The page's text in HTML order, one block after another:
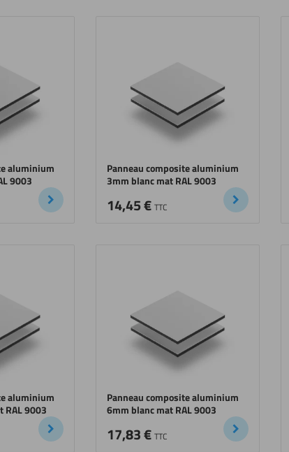
aluminium
9003
Panneau composite aluminium
3mm blanc mat RAL 9003
14,45€ TTC
aluminium
RAL 9003
Panneau composite aluminium
6mm blanc mat RAL 9003
17,83€ TTC